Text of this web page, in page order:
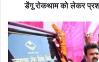
डेंगू रोकथाम को लेकर